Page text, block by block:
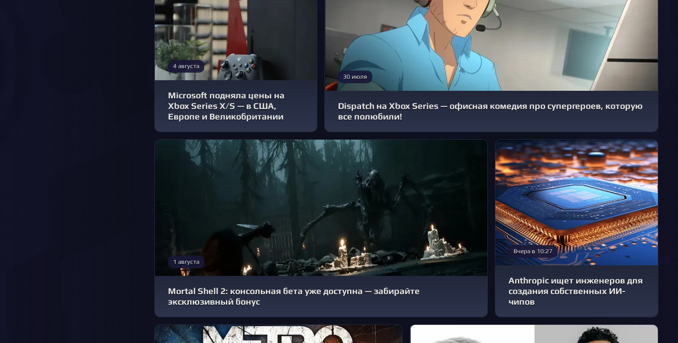
4 августа
Microsoft подняла цены на
Xbox Series X/S — в США,
Европе и Великобритании
30 июля
Dispatch на Xbox Series — офисная комедия про супергероев, которую
все полюбили!
1 августа
Mortal Shell 2: консольная бета уже доступна — забирайте
эксклюзивный бонус
Вчера в 10:27
Anthropic ищет инженеров для
создания собственных ИИ-
чипов